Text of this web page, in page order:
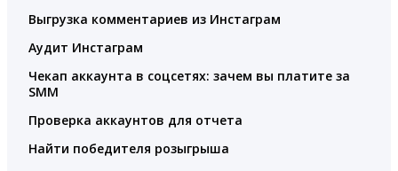
Выгрузка комментариев из Инстаграм
Аудит Инстаграм
Чекап аккаунта в соцсетях: зачем вы платите за
SMM
Проверка аккаунтов для отчета
Найти победителя розыгрыша